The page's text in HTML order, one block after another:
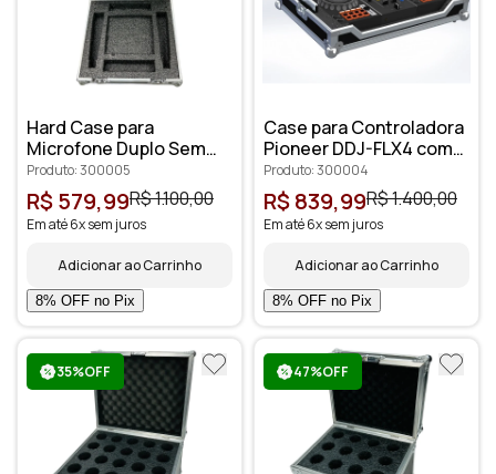
Hard Case para
Microfone Duplo Sem
Fio
Produto: 300005
R$ 579,99R$ 1.100,00
Em até 6x sem juros
Adicionar ao Carrinho
Case para Controladora
Pioneer DDJ-FLX4 com
Plataforma para
Notebook
Produto: 300004
R$ 839,99R$ 1.400,00
Em até 6x sem juros
Adicionar ao Carrinho
35%OFF 47%OFF